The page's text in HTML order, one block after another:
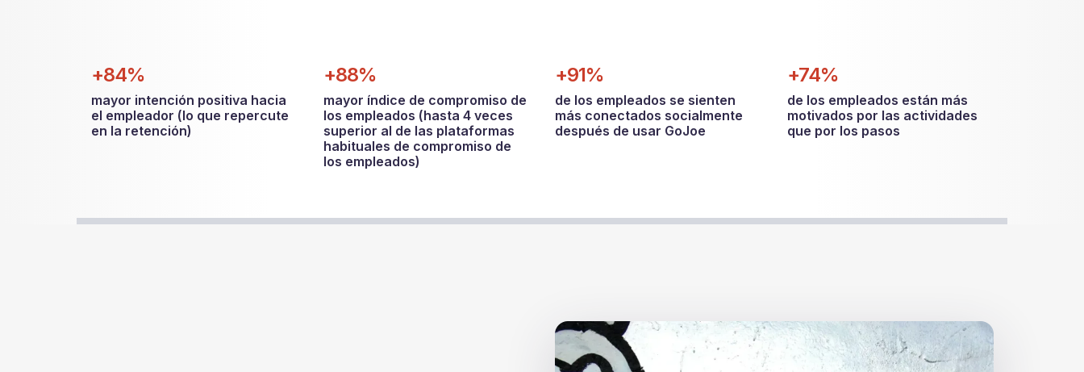
+84%
mayor intención positiva hacia
el empleador (lo que repercute
en la retención)
+88%
mayor índice de compromiso de
los empleados (hasta 4 veces
superior al de las plataformas
habituales de compromiso de
los empleados)
+91%
de los empleados se sienten
más conectados socialmente
después de usar GoJoe
+74%
de los empleados están más
motivados por las actividades
que por los pasos